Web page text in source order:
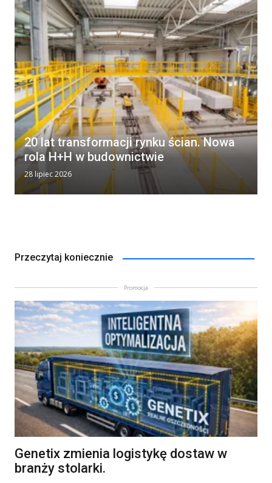
20 lat transformacji rynku ścian. Nowa
rola H+H w budownictwie
28 lipiec 2026
Przeczytaj koniecznie
Promocja
Genetix zmienia logistykę dostaw w
branży stolarki.